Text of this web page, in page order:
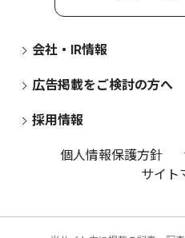
会社・IR情報
広告掲載をご検討の方へ
採用情報
個人情報保護方針
サイト